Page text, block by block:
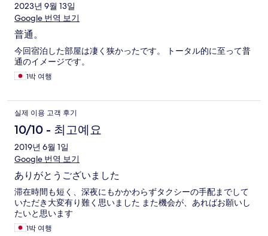
2023년 9월 13일
Google 번역 보기
普通。
今回宿泊した部屋は凄く狭かったです。 トータル的に至って普
通のイメージです。
1박 여행
실제 이용 고객 후기
10/10 - 최고예요
2019년 6월 1일
Google 번역 보기
ありがとうございました
滞在時間も短く、深夜にもかかわらずタクシーの手配までして
いただき大変有り難く思いました また機会が、あればお願いし
たいと思います
1박 여행